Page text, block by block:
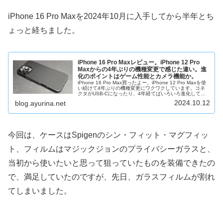
iPhone 16 Pro Maxを2024年10月に入手してから半年とち
ょっと経ちました。
iPhone 16 Pro Maxレビュー。iPhone 12 Pro
Maxからの4年ぶりの機種変更で感じた違い。進
化のポイントはゲーム性能とカメラ機能か。
iPhone 16 Pro Max買ったよー。iPhone 12 Pro Maxを使
い続けて4年ぶりの機種変更にワクワクしています。コネ
クタがUSB-Cになったり、4年経てばいろいろ進化してい
blog.ayurina.net 2024.10.12
今回は、ケースはSpigenのシン・フィット・マグフィッ
ト、フィルムはマジックジョンのプライバシーガラスと、
当初から使いたいと思って狙っていたものを装備できたの
で、満足していたのですが、先日、ガラスフィルムが割れ
てしまいました。